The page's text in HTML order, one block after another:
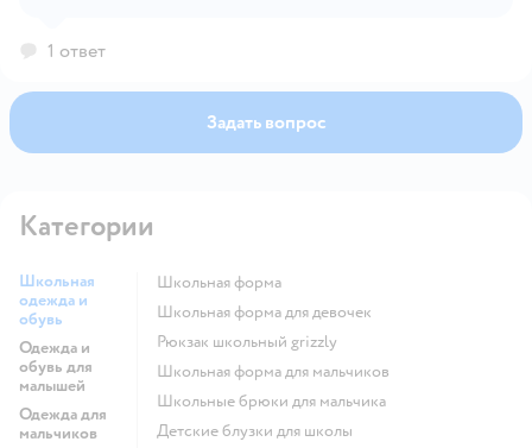
активность ребенка и т.д.
1 ответ
Задать вопрос
Категории
Школьная
одежда и
обувь
Одежда и
обувь для
малышей
Одежда для
мальчиков
Школьная форма
Школьная форма для девочек
Рюкзак школьный grizzly
Школьная форма для мальчиков
Школьные брюки для мальчика
Детские блузки для школы